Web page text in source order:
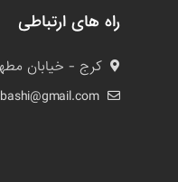
راه های ارتباطی
کرج - خیابان